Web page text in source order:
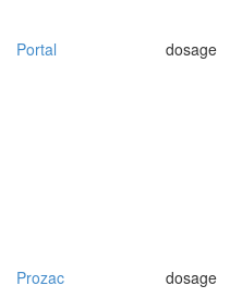
Portal dosage
Prozac dosage